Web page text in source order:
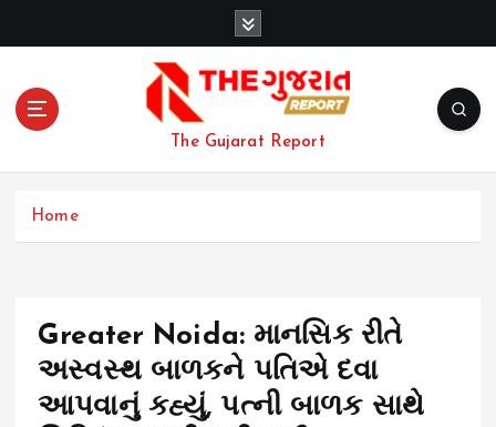
The Gujarat Report
Home
Greater Noida: માનસિક રીતે
અસ્વસ્થ બાળકને પતિએ દવા
આપવાનું કહ્યું, પત્ની બાળક સાથે